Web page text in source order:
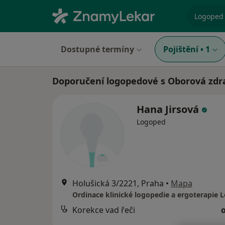
Dostupné termíny Pojištění • 1
Doporučení logopedové s Oborová
Hana Jirsová
Logoped
Holušická 3/2221, Praha • Mapa
Korekce vad řeči